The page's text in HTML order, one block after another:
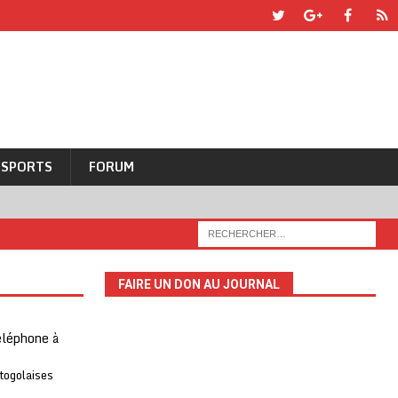
SPORTS FORUM
à
FAIRE UN DON AU JOURNAL